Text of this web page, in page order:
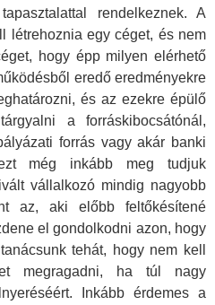
rendelkeznek. A
létrehoznia egy céget, és nem
hogy épp milyen elérhető
eredő eredményekre
és az ezekre épülő
a forráskibocsátónál,
forrás vagy akár banki
még inkább meg tudjuk
vállalkozó mindig nagyobb
az, aki előbb feltőkésítené
el gondolkodni azon, hogy
tehát, hogy nem kell
megragadni, ha túl nagy
Inkább érdemes a